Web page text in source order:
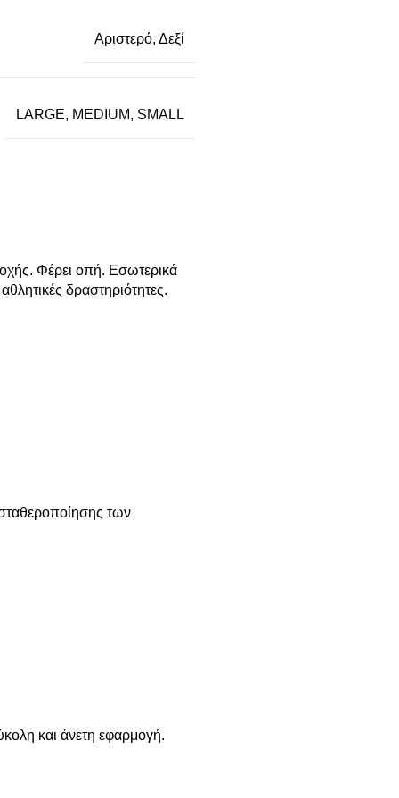
Αριστερό, Δεξί
LARGE, MEDIUM, SMALL
Φέρει οπή. Εσωτερικά
δραστηριότητες.
των
και άνετη εφαρμογή.